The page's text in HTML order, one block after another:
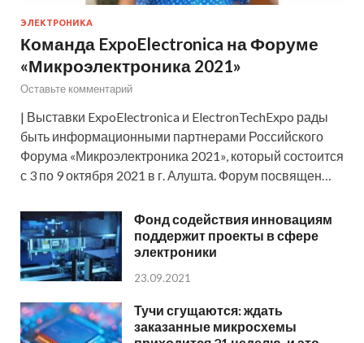
ЭЛЕКТРОНИКА
Команда ExpoElectronica на Форуме
«Микроэлектроника 2021»
Оставьте комментарий
| Выставки ExpoElectronica и ElectronTechExpo рады
быть информационными партнерами Российского
Форума «Микроэлектроника 2021», который состоится
с 3 по 9 октября 2021 в г. Алушта. Форум посвящен…
Фонд содействия инновациям
поддержит проекты в сфере
электроники
23.09.2021
Тучи сгущаются: ждать
заказанные микросхемы